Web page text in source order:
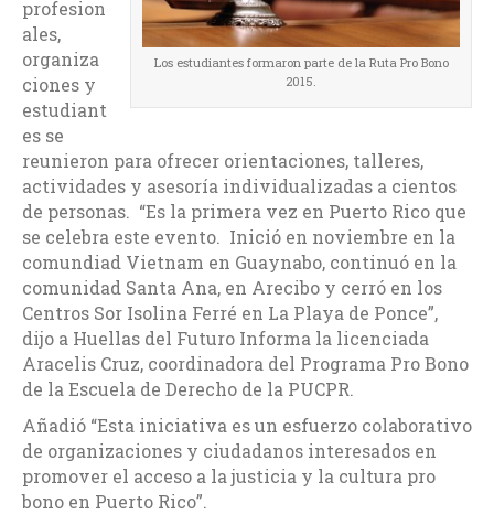
Los estudiantes formaron parte de la Ruta Pro Bono
2015.
profesion
ales,
organiza
ciones y
estudiant
es se
reunieron para ofrecer orientaciones, talleres,
actividades y asesoría individualizadas a cientos
de personas. “Es la primera vez en Puerto Rico que
se celebra este evento. Inició en noviembre en la
comundiad Vietnam en Guaynabo, continuó en la
comunidad Santa Ana, en Arecibo y cerró en los
Centros Sor Isolina Ferré en La Playa de Ponce”,
dijo a Huellas del Futuro Informa la licenciada
Aracelis Cruz, coordinadora del Programa Pro Bono
de la Escuela de Derecho de la PUCPR.
Añadió “Esta iniciativa es un esfuerzo colaborativo
de organizaciones y ciudadanos interesados en
promover el acceso a la justicia y la cultura pro
bono en Puerto Rico”.